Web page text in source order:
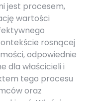
jest procesem,
wartości
rosnącej
odpowiednie
dla właścicieli i
tego procesu
oraz